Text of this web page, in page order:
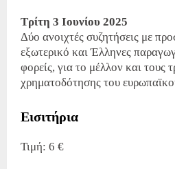
Τρίτη 3 Ιουνίου 2025
Δύο ανοιχτές συζητήσεις με
εξωτερικό και Έλληνες
φορείς, για το μέλλον και τους
χρηματοδότησης του
Εισιτήρια
Τιμή: 6 €